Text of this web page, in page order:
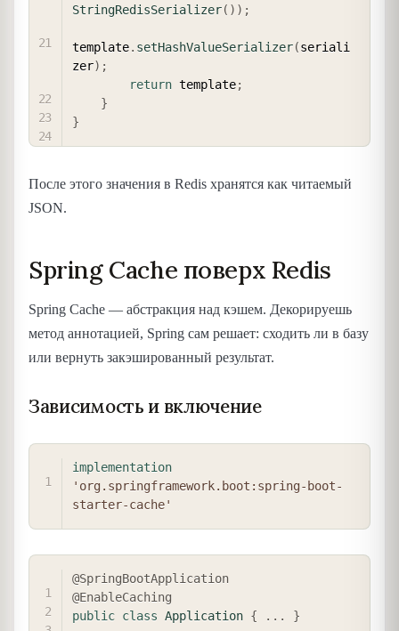
StringRedisSerializer( ) ) ;
template. setHashValueSerializer(seriali
zer) ;
return template;
}
}
После этого значения в Redis хранятся как читаемый
JSON.
Spring Cache поверх Redis
Spring Cache — абстракция над кэшем. Декорируешь
метод аннотацией, Spring сам решает: сходить ли в базу
или вернуть закэшированный результат.
Зависимость и включение
implementation
'org.springframework.boot:spring-boot-
starter-cache'
@SpringBootApplication
@EnableCaching
public class Application { . . . }